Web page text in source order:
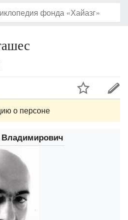
о персоне